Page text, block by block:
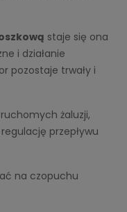
staje się ona
i działanie
pozostaje trwały i
żaluzji,
przepływu
na czopuchu